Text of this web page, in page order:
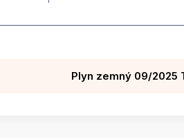
Plyn zemný 09/2025